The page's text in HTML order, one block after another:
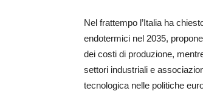
Nel frattempo l’Italia ha
endotermici nel 2035,
dei costi di produzione,
settori industriali e
tecnologica nelle politiche